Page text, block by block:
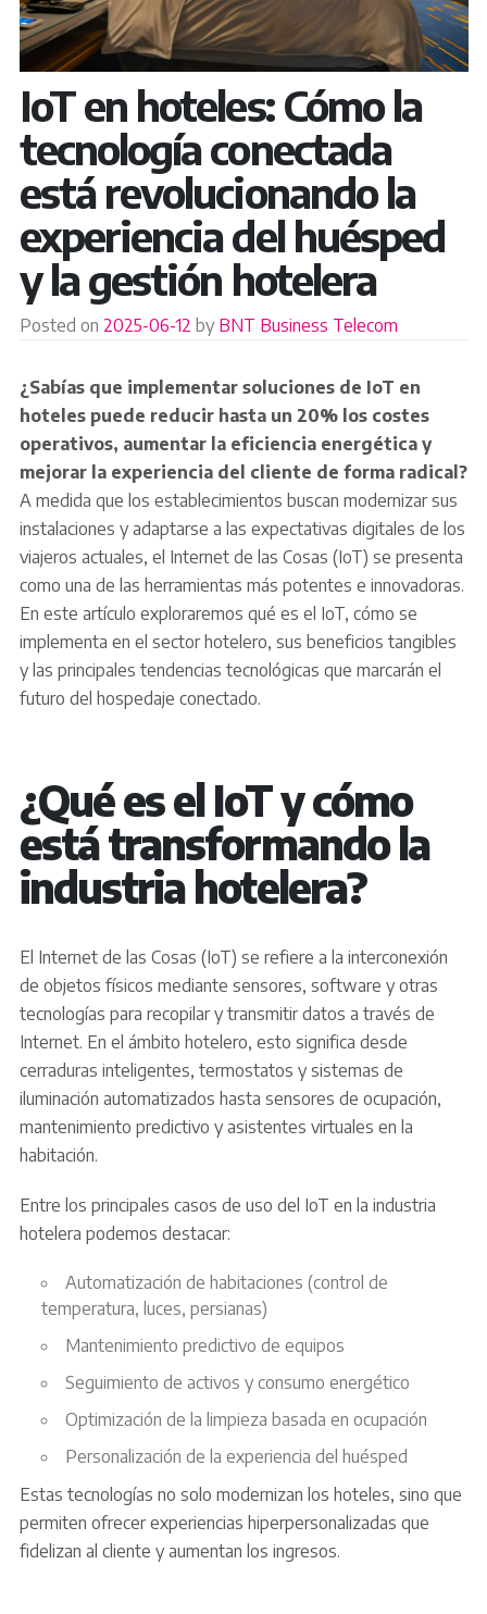
IoT en hoteles: Cómo la
tecnología conectada
está revolucionando la
experiencia del huésped
y la gestión hotelera
Posted on 2025-06-12 by BNT Business Telecom
¿Sabías que implementar soluciones de IoT en
hoteles puede reducir hasta un 20% los costes
operativos, aumentar la eficiencia energética y
mejorar la experiencia del cliente de forma radical?
A medida que los establecimientos buscan modernizar sus
instalaciones y adaptarse a las expectativas digitales de los
viajeros actuales, el Internet de las Cosas (IoT) se presenta
como una de las herramientas más potentes e innovadoras.
En este artículo exploraremos qué es el IoT, cómo se
implementa en el sector hotelero, sus beneficios tangibles
y las principales tendencias tecnológicas que marcarán el
futuro del hospedaje conectado.
¿Qué es el IoT y cómo
está transformando la
industria hotelera?
El Internet de las Cosas (IoT) se refiere a la interconexión
de objetos físicos mediante sensores, software y otras
tecnologías para recopilar y transmitir datos a través de
Internet. En el ámbito hotelero, esto significa desde
cerraduras inteligentes, termostatos y sistemas de
iluminación automatizados hasta sensores de ocupación,
mantenimiento predictivo y asistentes virtuales en la
habitación.
Entre los principales casos de uso del IoT en la industria
hotelera podemos destacar:
Automatización de habitaciones (control de
temperatura, luces, persianas)
Mantenimiento predictivo de equipos
Seguimiento de activos y consumo energético
Optimización de la limpieza basada en ocupación
Personalización de la experiencia del huésped
Estas tecnologías no solo modernizan los hoteles, sino que
permiten ofrecer experiencias hiperpersonalizadas que
fidelizan al cliente y aumentan los ingresos.